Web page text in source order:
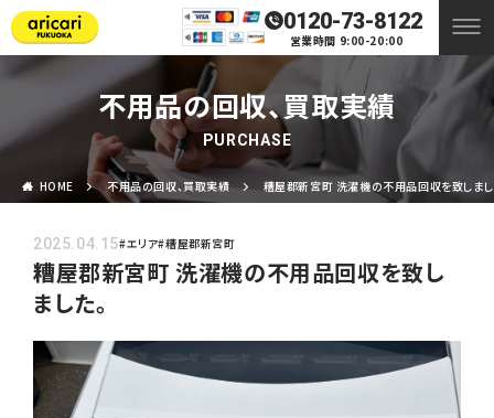
0120-73-8122
営業時間 9:00-20:00
不用品の回収、買取実績
PURCHASE
HOME 不用品の回収、買取実績 糟屋郡新宮町 洗濯機の不用品回収を致しまし
2025.04.15#エリア#糟屋郡新宮町
糟屋郡新宮町 洗濯機の不用品回収を致し
ました。